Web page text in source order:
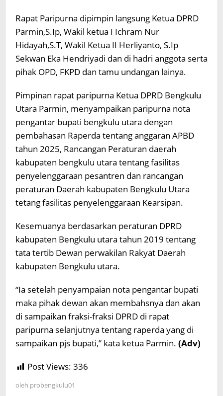
Rapat Paripurna dipimpin langsung Ketua DPRD
Parmin,S.Ip, Wakil ketua I Ichram Nur
Hidayah,S.T, Wakil Ketua II Herliyanto, S.Ip
Sekwan Eka Hendriyadi dan di hadri anggota serta
pihak OPD, FKPD dan tamu undangan lainya.
Pimpinan rapat paripurna Ketua DPRD Bengkulu
Utara Parmin, menyampaikan paripurna nota
pengantar bupati bengkulu utara dengan
pembahasan Raperda tentang anggaran APBD
tahun 2025, Rancangan Peraturan daerah
kabupaten bengkulu utara tentang fasilitas
penyelenggaraan pesantren dan rancangan
peraturan Daerah kabupaten Bengkulu Utara
tetang fasilitas penyelenggaraan Kearsipan.
Kesemuanya berdasarkan peraturan DPRD
kabupaten Bengkulu utara tahun 2019 tentang
tata tertib Dewan perwakilan Rakyat Daerah
kabupaten Bengkulu utara.
“Ia setelah penyampaian nota pengantar bupati
maka pihak dewan akan membahsnya dan akan
di sampaikan fraksi-fraksi DPRD di rapat
paripurna selanjutnya tentang raperda yang di
sampaikan pjs bupati,” kata ketua Parmin. (Adv)
Post Views: 336
oleh probengkulu01